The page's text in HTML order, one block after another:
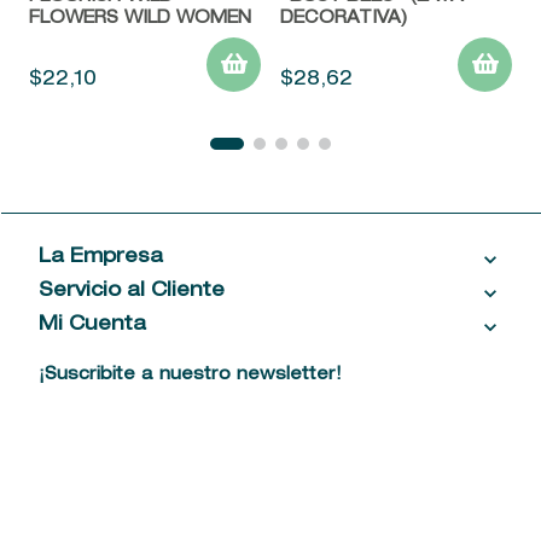
FLOWERS WILD WOMEN
$22,10
DECORATIVA)
$28,62
La Empresa
Acerca de las Fragancias
Ventas al por mayor
Política de entrega
Servicio al Cliente
Contáctanos
Mi Cuenta
¡Suscribite a nuestro newsletter!